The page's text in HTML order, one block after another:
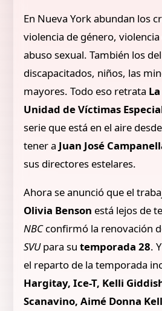
En Nueva York abundan los
violencia de género,
abuso sexual. También los
discapacitados, niños, las
mayores. Todo eso retrata
Unidad de Víctimas
serie que está en el aire
tener a Juan José
sus directores estelares.
Ahora se anunció que el
Olivia Benson está lejos de
NBCconfirmó la renovación
SVUpara su temporada 28.
el reparto de la temporada
Hargitay, Ice-T, Kelli
Scanavino, Aimé Donna